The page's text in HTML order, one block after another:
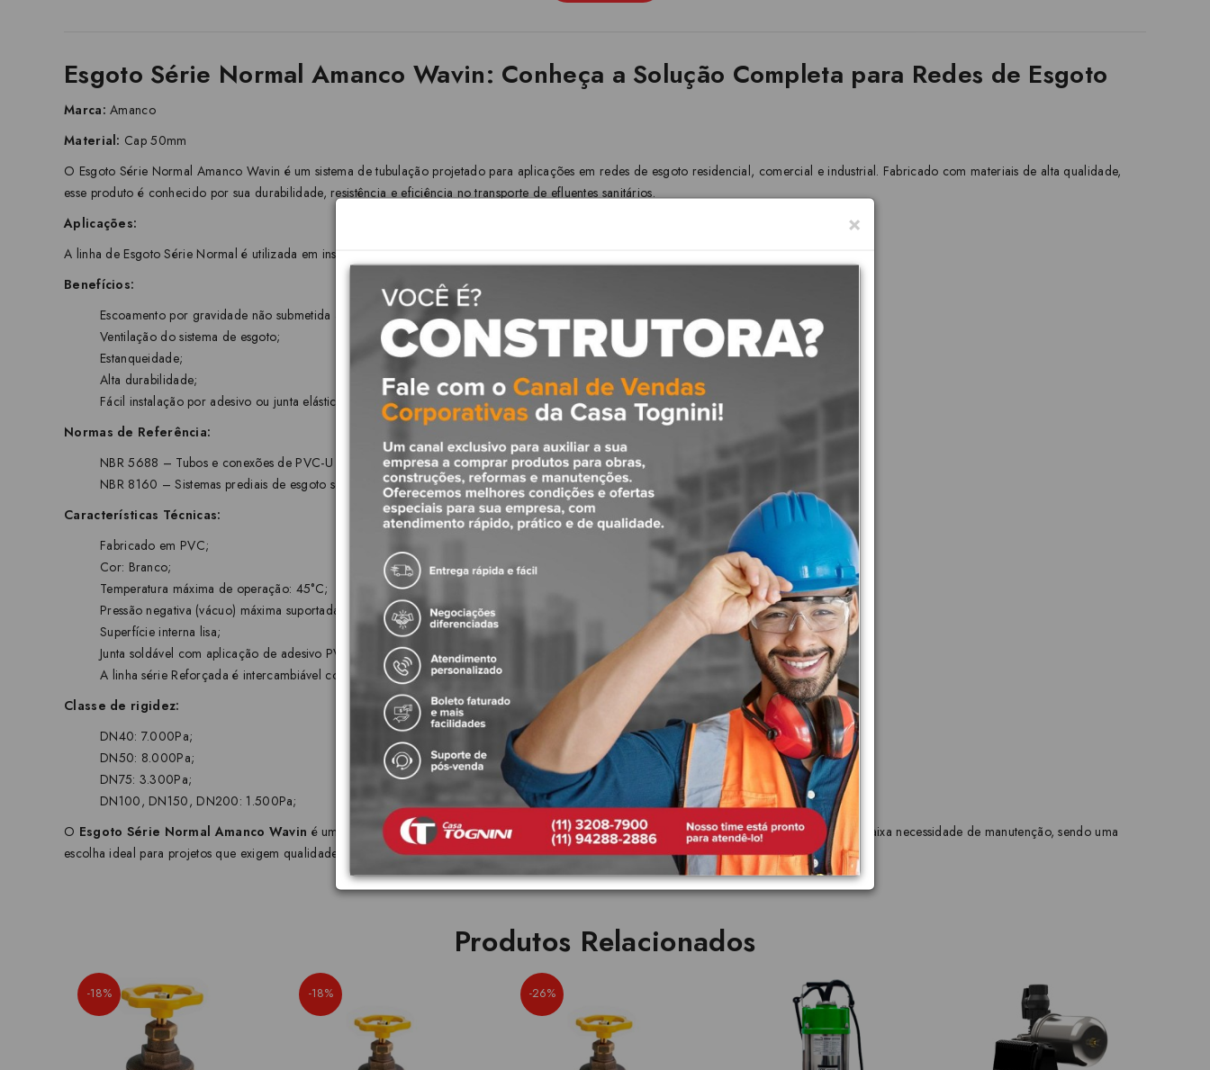
Esgoto Série Normal Amanco Wavin: Conheça a Solução Completa para Redes de Esgoto
Marca: Amanco
Material: Cap 50mm
O Esgoto Série Normal Amanco Wavin é um sistema de tubulação projetado para aplicações em redes de esgoto residencial, comercial e industrial. Fabricado com materiais de alta qualidade,
esse produto é conhecido por sua durabilidade, resistência e eficiência no transporte de efluentes sanitários.
Aplicações:
A linha de Esgoto Série Normal é utilizada em instalações prediais de esgoto e ventilação.
Benefícios:
Escoamento por gravidade não submetida à pressão;
Ventilação do sistema de esgoto;
Estanqueidade;
Alta durabilidade;
Fácil instalação por adesivo ou junta elástica.
Normas de Referência:
NBR 5688 – Tubos e conexões de PVC-U para sistemas prediais de água pluvial, esgoto sanitário e ventilação;
NBR 8160 – Sistemas prediais de esgoto sanitário - Projeto e execução.
Características Técnicas:
Fabricado em PVC;
Cor: Branco;
Temperatura máxima de operação: 45°C;
Pressão negativa (vácuo) máxima suportada: -0,40 bar;
Superfície interna lisa;
Junta soldável com aplicação de adesivo PVC;
A linha série Reforçada é intercambiável com a linha série Normal e a linha Silentium.
Classe de rigidez:
DN40: 7.000Pa;
DN50: 8.000Pa;
DN75: 3.300Pa;
DN100, DN150, DN200: 1.500Pa;
O Esgoto Série Normal Amanco Wavin é uma solução confiável e eficiente para sistemas de esgoto, oferecendo praticidade na instalação e baixa necessidade de manutenção, sendo uma
escolha ideal para projetos que exigem qualidade e desempenho.
Produtos Relacionados
-18% -18% -26%
×